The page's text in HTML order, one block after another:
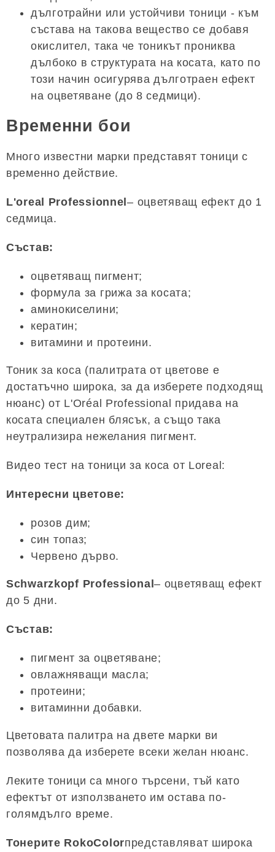
дълготрайни или устойчиви тоници - към
състава на такова вещество се добавя
окислител, така че тоникът прониква
дълбоко в структурата на косата, като по
този начин осигурява дълготраен ефект
на оцветяване (до 8 седмици).
Временни бои
Много известни марки представят тоници с
временно действие.
L'oreal Professionnel– оцветяващ ефект до 1
седмица.
Състав:
оцветяващ пигмент;
формула за грижа за косата;
аминокиселини;
кератин;
витамини и протеини.
Тоник за коса (палитрата от цветове е
достатъчно широка, за да изберете подходящ
нюанс) от L'Oréal Professional придава на
косата специален блясък, а също така
неутрализира нежелания пигмент.
Видео тест на тоници за коса от Loreal:
Интересни цветове:
розов дим;
син топаз;
Червено дърво.
Schwarzkopf Professional– оцветяващ ефект
до 5 дни.
Състав:
пигмент за оцветяване;
овлажняващи масла;
протеини;
витаминни добавки.
Цветовата палитра на двете марки ви
позволява да изберете всеки желан нюанс.
Леките тоници са много търсени, тъй като
ефектът от използването им остава по-
голямдълго време.
Тонерите RokoColorпредставляват широка